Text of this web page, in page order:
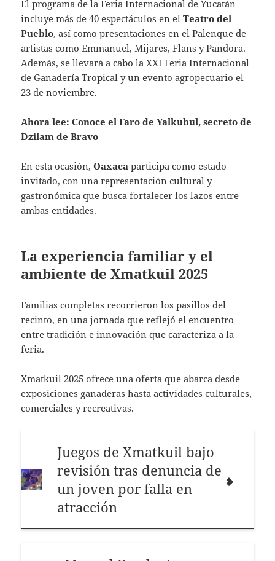
El programa de laFeria Internacional de Yucatán
incluye más de 40 espectáculos en elTeatro del
Pueblo, así como presentaciones en el Palenque de
artistas como Emmanuel, Mijares, Flans y Pandora.
Además, se llevará a cabo la XXI Feria Internacional
de Ganadería Tropical y un evento agropecuario el
23 de noviembre.
Ahora lee:Conoce el Faro de Yalkubul, secreto de
Dzilam de Bravo
En esta ocasión,Oaxacaparticipa como estado
invitado, con una representación cultural y
gastronómica que busca fortalecer los lazos entre
ambas entidades.
La experiencia familiar y el
ambiente de Xmatkuil 2025
Familias completas recorrieron los pasillos del
recinto, en una jornada que reflejó el encuentro
entre tradición e innovación que caracteriza a la
feria.
Xmatkuil 2025 ofrece una oferta que abarca desde
exposiciones ganaderas hasta actividades culturales,
comerciales y recreativas.
Juegos de Xmatkuil bajo
revisión tras denuncia de
un joven por falla en
atracción